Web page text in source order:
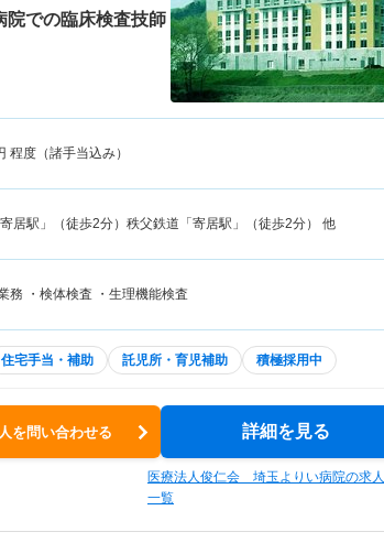
院での臨床検査技師
程度（諸手当込み）
居駅」（徒歩2分）秩父鉄道「寄居駅」（徒歩2分） 他
務 ・検体検査 ・生理機能検査
住宅手当・補助 託児所・育児補助 積極採用中
を問い合わせる 詳細を見る
医療法人俊仁会 埼玉よりい病院の求人
一覧